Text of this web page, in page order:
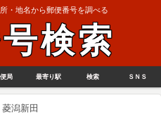
・地名から郵便番号を調べる
検索
局 最寄り駅 検索 ＳＮＳ
菱潟新田